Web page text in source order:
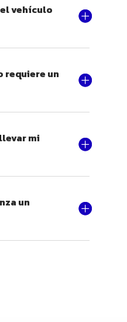
vehículo
requiere un
mi
un